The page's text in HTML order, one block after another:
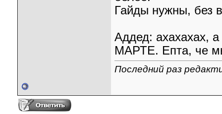
Гайды нужны, без
Аддед: ахахахах,
МАРТЕ. Епта, че
Последний раз